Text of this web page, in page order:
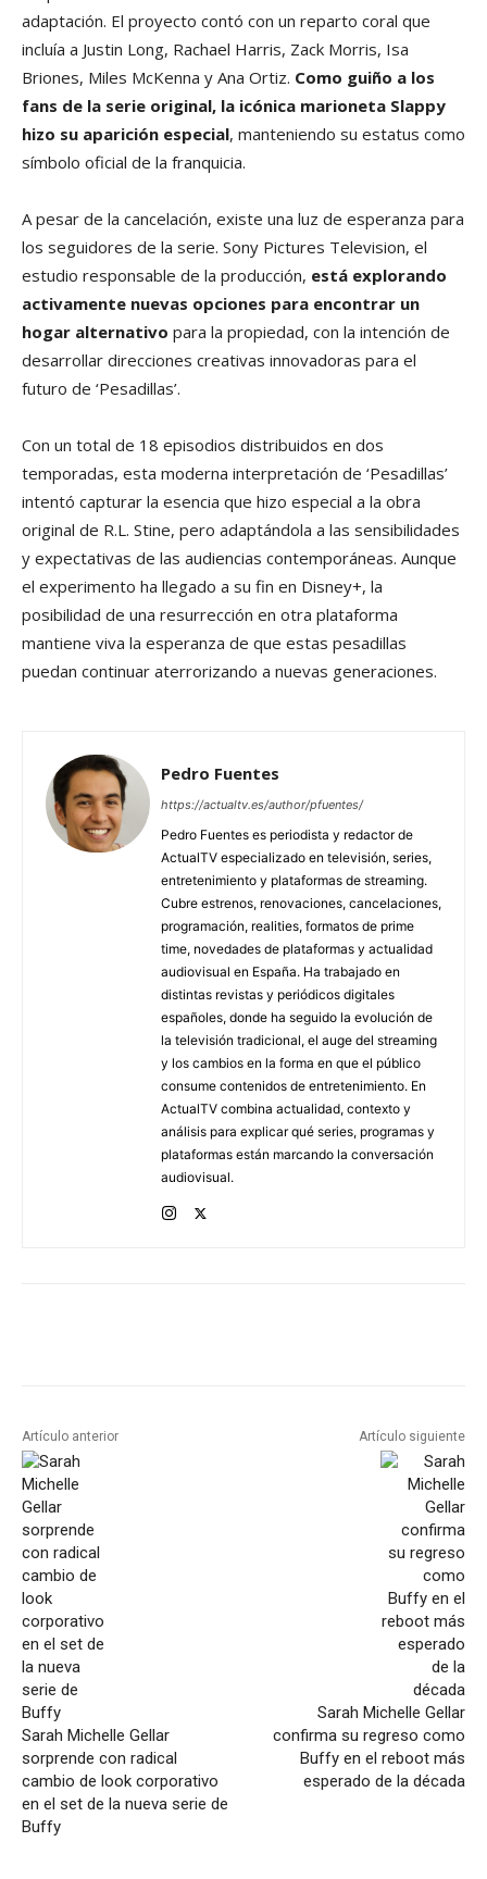
adaptación. El proyecto contó con un reparto coral que
incluía a Justin Long, Rachael Harris, Zack Morris, Isa
Briones, Miles McKenna y Ana Ortiz. Como guiño a los
fans de la serie original, la icónica marioneta Slappy
hizo su aparición especial, manteniendo su estatus como
símbolo oficial de la franquicia.
A pesar de la cancelación, existe una luz de esperanza para
los seguidores de la serie. Sony Pictures Television, el
estudio responsable de la producción, está explorando
activamente nuevas opciones para encontrar un
hogar alternativo para la propiedad, con la intención de
desarrollar direcciones creativas innovadoras para el
futuro de ‘Pesadillas’.
Con un total de 18 episodios distribuidos en dos
temporadas, esta moderna interpretación de ‘Pesadillas’
intentó capturar la esencia que hizo especial a la obra
original de R.L. Stine, pero adaptándola a las sensibilidades
y expectativas de las audiencias contemporáneas. Aunque
el experimento ha llegado a su fin en Disney+, la
posibilidad de una resurrección en otra plataforma
mantiene viva la esperanza de que estas pesadillas
puedan continuar aterrorizando a nuevas generaciones.
Pedro Fuentes
https://actualtv.es/author/pfuentes/
Pedro Fuentes es periodista y redactor de
ActualTV especializado en televisión, series,
entretenimiento y plataformas de streaming.
Cubre estrenos, renovaciones, cancelaciones,
programación, realities, formatos de prime
time, novedades de plataformas y actualidad
audiovisual en España. Ha trabajado en
distintas revistas y periódicos digitales
españoles, donde ha seguido la evolución de
la televisión tradicional, el auge del streaming
y los cambios en la forma en que el público
consume contenidos de entretenimiento. En
ActualTV combina actualidad, contexto y
análisis para explicar qué series, programas y
plataformas están marcando la conversación
audiovisual.
Artículo anterior
Sarah Michelle Gellar
sorprende con radical
cambio de look corporativo
en el set de la nueva serie de
Buffy
Artículo siguiente
Sarah Michelle Gellar
confirma su regreso como
Buffy en el reboot más
esperado de la década